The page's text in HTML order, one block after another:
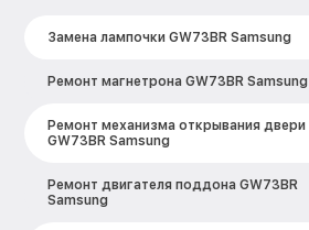
Замена лампочки GW73BR Samsung
Ремонт магнетрона GW73BR Samsung
Ремонт механизма открывания двери
GW73BR Samsung
Ремонт двигателя поддона GW73BR
Samsung